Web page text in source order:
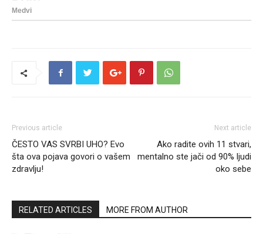
Previous article
ČESTO VAS SVRBI UHO? Evo
šta ova pojava govori o vašem
zdravlju!
Next article
Ako radite ovih 11 stvari,
mentalno ste jači od 90% ljudi
oko sebe
RELATED ARTICLES MORE FROM AUTHOR